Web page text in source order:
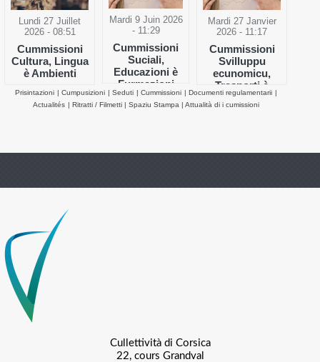
Lundi 27 Juillet
2026 - 08:51
Cummissioni
Cultura, Lingua
è Ambienti
Mardi 9 Juin 2026
- 11:29
Cummissioni
Suciali,
Educazioni è
Furmazioni
Mardi 27 Janvier
2026 - 11:17
Cummissioni
Svilluppu
ecunomicu,
Trasporti è
Affari Auropei
Prisintazioni | Cumpusizioni | Seduti | Cummissioni | Documenti regulamentarii |
Actualités | Ritratti / Filmetti | Spaziu Stampa | Attualità di i cumissioni
Cullettività di Corsica
22, cours Grandval